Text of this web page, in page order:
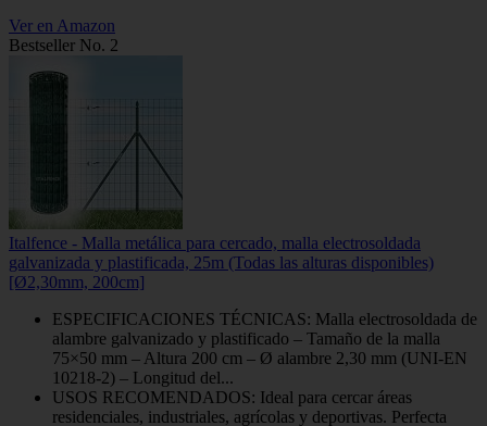
Ver en Amazon
Bestseller No. 2
Italfence - Malla metálica para cercado, malla electrosoldada
galvanizada y plastificada, 25m (Todas las alturas disponibles)
[Ø2,30mm, 200cm]
ESPECIFICACIONES TÉCNICAS: Malla electrosoldada de
alambre galvanizado y plastificado – Tamaño de la malla
75×50 mm – Altura 200 cm – Ø alambre 2,30 mm (UNI-EN
10218-2) – Longitud del...
USOS RECOMENDADOS: Ideal para cercar áreas
residenciales, industriales, agrícolas y deportivas. Perfecta